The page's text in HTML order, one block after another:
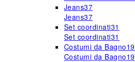
Jeans37
Jeans37
Set coordinati31
Set coordinati31
Costumi da Bagno19
Costumi da Bagno19